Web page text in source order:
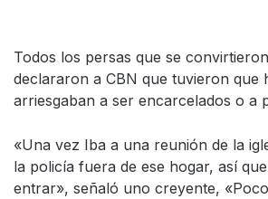
Todos los persas que se
declararon a CBN que tuvieron que
arriesgaban a ser encarcelados o a
«Una vez Iba a una reunión de la
la policía fuera de ese hogar, así
entrar», señaló uno creyente,